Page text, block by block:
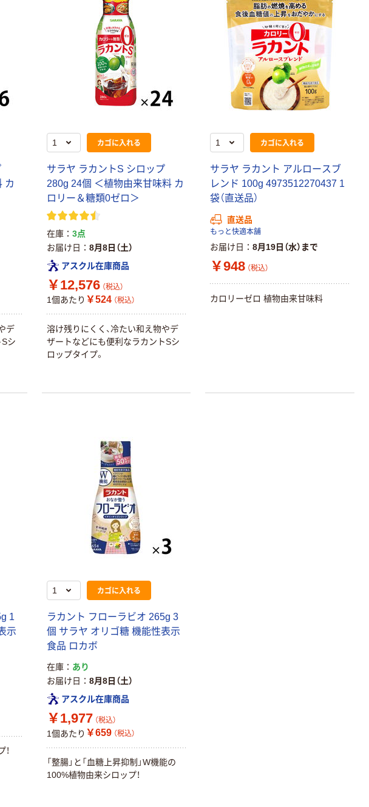
カ
デ
シ
カゴに入れる
サラヤ ラカントS シロップ
280g 24個 ＜植物由来甘味料 カ
ロリー＆糖類0ゼロ＞
在庫
3点
お届け日
8月8日（土）
アスクル在庫商品
￥12,576 （税込）
1個あたり ￥524 （税込）
溶け残りにくく、冷たい和え物やデ
ザートなどにも便利なラカントSシ
ロップタイプ。
カゴに入れる
サラヤ ラカント アルロースブ
レンド 100g 4973512270437 1
袋（直送品）
直送品
もっと快適本舗
お届け日 8月19日（水）まで
￥948 （税込）
カロリーゼロ 植物由来甘味料
1
示
カゴに入れる
ラカント フローラビオ 265g 3
個 サラヤ オリゴ糖 機能性表示
食品 ロカボ
在庫
あり
お届け日
8月8日（土）
アスクル在庫商品
￥1,977 （税込）
1個あたり ￥659 （税込）
「整腸」と「血糖上昇抑制」W機能の
100%植物由来シロップ！
ファーストレイ
ト ニトリルグ
ローブ ホワイ
ト 粉なし（パ
ウダーフリー）
￥698~ （税込）
ペーパータオル
小判・シングル
再生紙 200枚
FSC認証紙 アス
クルオリジナル
￥143~ （税込）
ティッシュペー
パー ボックス
モカ 200組 5個
アスクル オリジ
￥428~ （税込）
ート 大王製紙
共同企画 トイ
レクリーナー
トイレシート
￥330~
本気プライス
オリジナル
スクル マルチ
ペーパー スーパ
ーホワイト+
￥149~ （税込）
オリジナル
粉なし（パウダ
本気プライス